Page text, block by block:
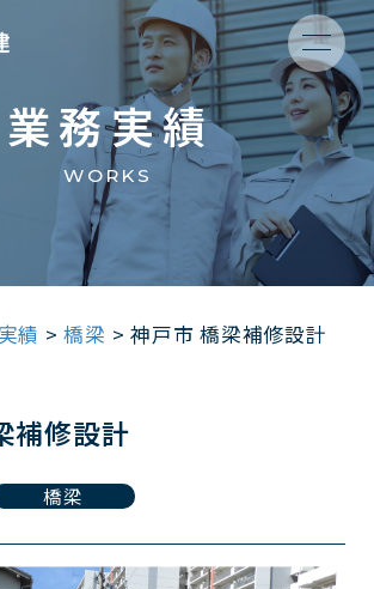
業務実績
WORKS
績 >橋梁 >神戸市 橋梁補修設計
補修設計
橋梁